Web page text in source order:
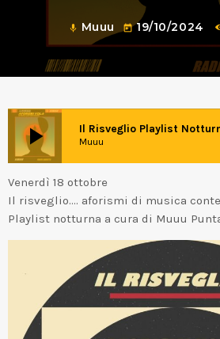
mic Muuu today 19/10/2024
play_arrow Il Risveglio Playlist
Muuu
Venerdì 18 ottobre
Il risveglio…. aforismi di musica
Playlist notturna a cura di Muuu